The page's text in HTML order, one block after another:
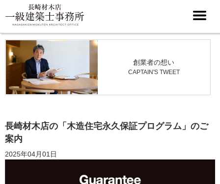
創業者の想い
CAPTAIN'S TWEET
長崎材木店の「木造住宅永久保証プログラム」のご
案内
2025年04月01日